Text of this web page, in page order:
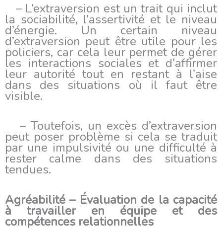
– L’extraversion est un trait qui inclut
la sociabilité, l’assertivité et le niveau
d’énergie. Un certain niveau
d’extraversion peut être utile pour les
policiers, car cela leur permet de gérer
les interactions sociales et d’affirmer
leur autorité tout en restant à l’aise
dans des situations où il faut être
visible.
– Toutefois, un excès d’extraversion
peut poser problème si cela se traduit
par une impulsivité ou une difficulté à
rester calme dans des situations
tendues.
Agréabilité – Évaluation de la capacité
à travailler en équipe et des
compétences relationnelles